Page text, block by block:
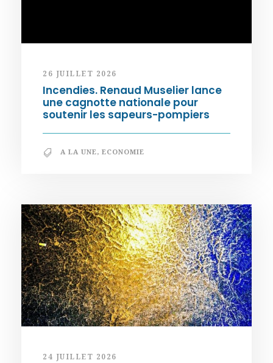
26 JUILLET 2026
Incendies. Renaud Muselier lance
une cagnotte nationale pour
soutenir les sapeurs-pompiers
A LA UNE, ECONOMIE
24 JUILLET 2026